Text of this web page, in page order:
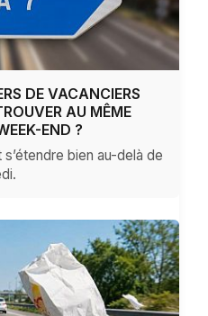
DE VACANCIERS
AU MÊME
END ?
bien au-delà de